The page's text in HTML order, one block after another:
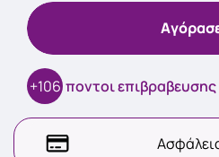
+106 ποντοι επιβραβευσης